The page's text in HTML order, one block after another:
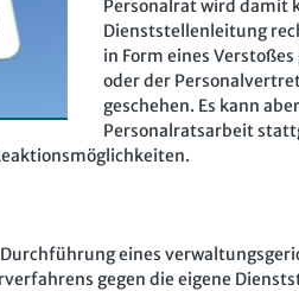
Personalrat wird damit
Dienststellenleitung
in Form eines
oder der
geschehen. Es kann
Personalratsarbeit
eines
gegen die eigene